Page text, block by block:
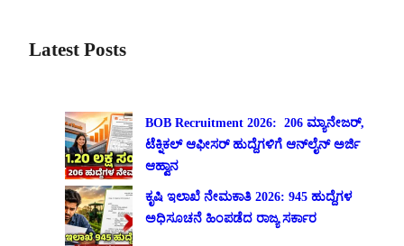
Latest Posts
BOB Recruitment 2026: 206 ಮ್ಯಾನೇಜರ್,
ಟೆಕ್ನಿಕಲ್ ಆಫೀಸರ್ ಹುದ್ದೆಗಳಿಗೆ ಆನ್‌ಲೈನ್ ಅರ್ಜಿ
ಆಹ್ವಾನ
ಕೃಷಿ ಇಲಾಖೆ ನೇಮಕಾತಿ 2026: 945 ಹುದ್ದೆಗಳ
ಅಧಿಸೂಚನೆ ಹಿಂಪಡೆದ ರಾಜ್ಯ ಸರ್ಕಾರ